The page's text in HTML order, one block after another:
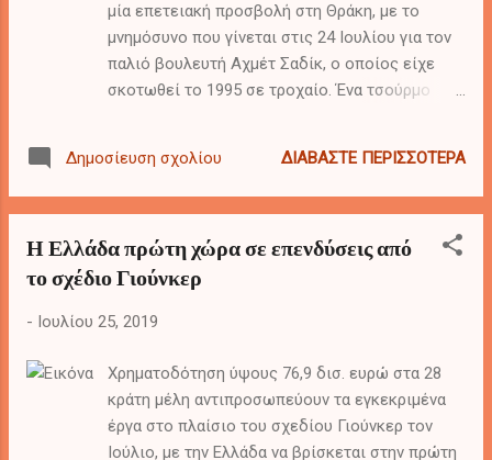
μία επετειακή προσβολή στη Θράκη, με το
μνημόσυνο που γίνεται στις 24 Ιουλίου για τον
παλιό βουλευτή Αχμέτ Σαδίκ, ο οποίος είχε
σκοτωθεί το 1995 σε τροχαίο. Ένα τσούρμο
μειονότητα, αφήνει υπονοούμενα για πολιτική
δολοφονία των ελληνικών υπηρεσιών και λίγο
Τελευταίως μας “προτιμούν” σε τέτοιες
αθλιότητες η Μεράλ Ακσενέρ (ΙΥΙ) και ο
Δημοσίευση σχολίου ΔΙΑΒΆΣΤΕ ΠΕΡΙΣΣΌΤΕΡΑ
Η Ελλάδα πρώτη χώρα σε επενδύσεις από
το σχέδιο Γιούνκερ
- Ιουλίου 25, 2019
Χρηματοδότηση ύψους 76,9 δισ. ευρώ στα 28
κράτη μέλη αντιπροσωπεύουν τα εγκεκριμένα
έργα στο πλαίσιο του σχεδίου Γιούνκερ τον
Ιούλιο, με την Ελλάδα να βρίσκεται στην πρώτη